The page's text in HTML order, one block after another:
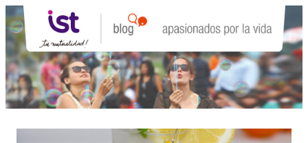
Saltar
al
contenido